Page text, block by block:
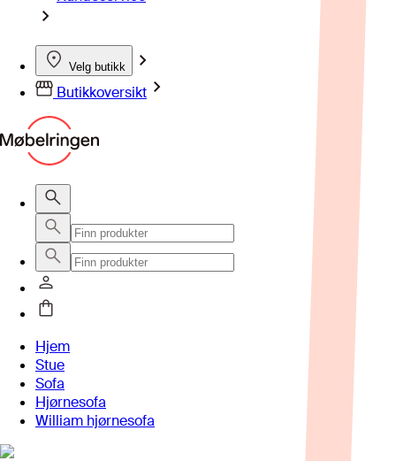
Velg butikk
Butikkoversikt
Hjem
Stue
Sofa
Hjørnesofa
William hjørnesofa